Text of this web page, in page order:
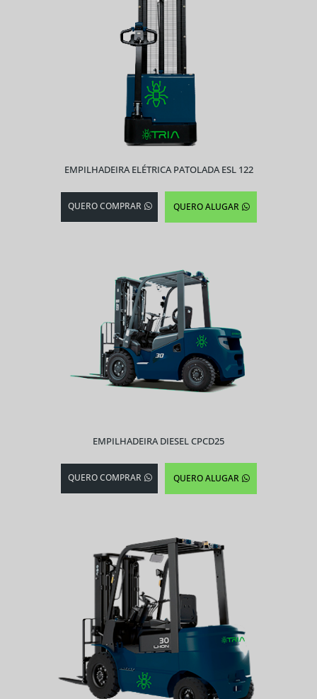
EMPILHADEIRA ELÉTRICA PATOLADA ESL 122
QUERO COMPRAR QUERO ALUGAR
EMPILHADEIRA DIESEL CPCD25
QUERO COMPRAR QUERO ALUGAR